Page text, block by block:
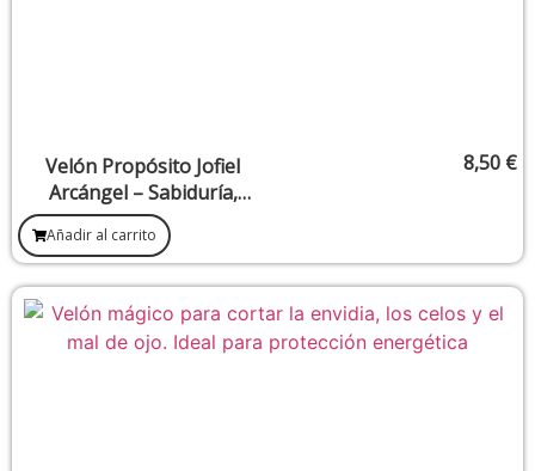
Velón Propósito Jofiel
Arcángel – Sabiduría,
Claridad Mental y
Expansión de Conciencia
8,50 €
Añadir al carrito